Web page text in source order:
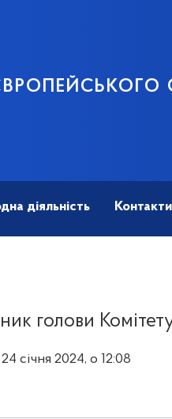
діяльність Контакти
голови
січня 2024, о 12:08